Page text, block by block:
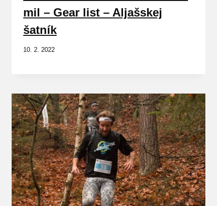
mil – Gear list – Aljašskej
šatník
10. 2. 2022